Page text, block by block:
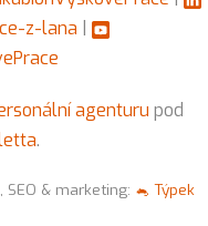
z-lana
agenturu pod
.
SEO & marketing: 🐁 Týpek